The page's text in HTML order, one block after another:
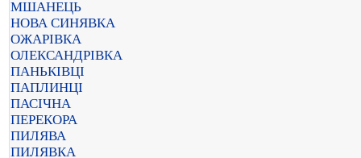
МШАНЕЦЬ
НОВА СИНЯВКА
ОЖАРІВКА
ОЛЕКСАНДРІВКА
ПАНЬКІВЦІ
ПАПЛИНЦІ
ПАСІЧНА
ПЕРЕКОРА
ПИЛЯВА
ПИЛЯВКА